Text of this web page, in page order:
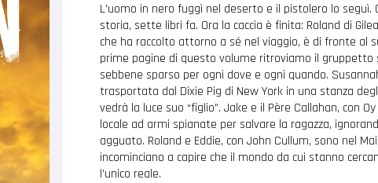
L’uomo in nero fuggì nel deserto e il pistolero lo seguì.
storia, sette libri fa. Ora la caccia è finita: Roland di
che ha raccolto attorno a sé nel viaggio, è di fronte al
prime pagine di questo volume ritroviamo il gruppetto
sebbene sparso per ogni dove e ogni quando.
trasportata dal Dixie Pig di New York in una stanza
vedrà la luce suo “figlio”. Jake e il Père Callahan, con
locale ad armi spianate per salvare la ragazza,
agguato. Roland e Eddie, con John Cullum, sono nel
incominciano a capire che il mondo da cui stanno
l’unico reale.